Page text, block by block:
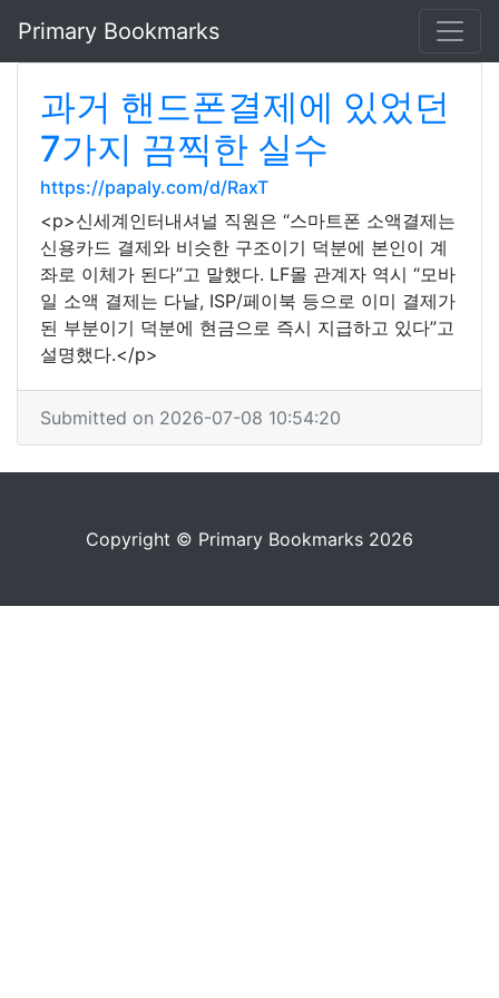
Primary Bookmarks
과거 핸드폰결제에 있었던
7가지 끔찍한 실수
https://papaly.com/d/RaxT
<p>신세계인터내셔널 직원은 “스마트폰 소액결제는
신용카드 결제와 비슷한 구조이기 덕분에 본인이 계
좌로 이체가 된다”고 말했다. LF몰 관계자 역시 “모바
일 소액 결제는 다날, ISP/페이북 등으로 이미 결제가
된 부분이기 덕분에 현금으로 즉시 지급하고 있다”고
설명했다.</p>
Submitted on 2026-07-08 10:54:20
Copyright © Primary Bookmarks 2026